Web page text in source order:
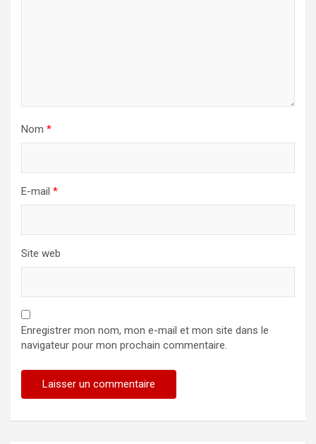
Nom *
E-mail *
Site web
Enregistrer mon nom, mon e-mail et mon site dans le
navigateur pour mon prochain commentaire.